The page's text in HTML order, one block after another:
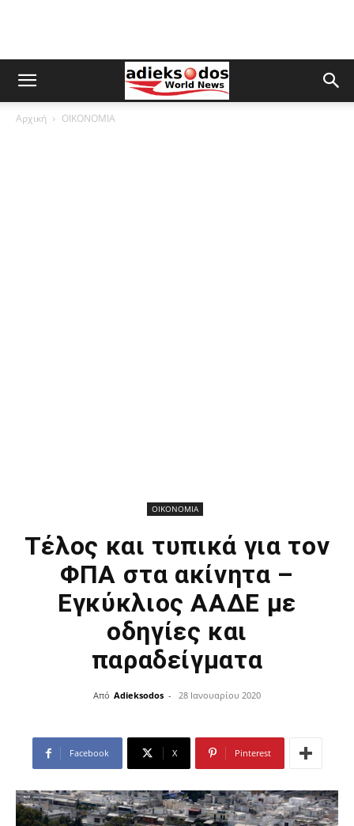
Αρχική ΟΙΚΟΝΟΜΙΑ
ΟΙΚΟΝΟΜΙΑ
Τέλος και τυπικά για τον
ΦΠΑ στα ακίνητα –
Εγκύκλιος ΑΑΔΕ με
οδηγίες και
παραδείγματα
Από Adieksodos - 28 Ιανουαρίου 2020
Facebook X Pinterest